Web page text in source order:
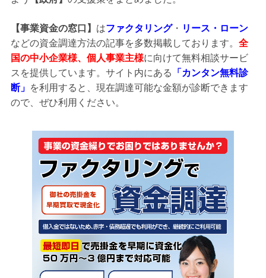
【事業資金の窓口】 はファクタリング・ リース・ローン
などの資金調達方法の記事を多数掲載しております。 全
国の中小企業様、個人事業主様に向けて無料相談サービ
スを提供しています。サイト内にある
「カンタン無料診
断」 を利用すると、現在調達可能な金額が診断できます
ので、ぜひ利用ください。